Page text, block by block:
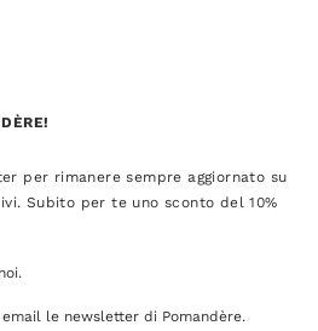
per rimanere sempre aggiornato su
Subito per te uno sconto del 10%
le newsletter di Pomandère.